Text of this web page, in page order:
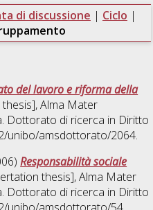
di discussione | Ciclo |
del lavoro e riforma della
Alma Mater
Dottorato di ricerca in Diritto
unibo/amsdottorato/2064.
Responsabilità sociale
thesis], Alma Mater
Dottorato di ricerca in Diritto